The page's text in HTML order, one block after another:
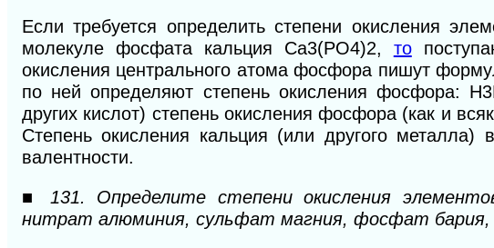
Если требуется определить степени окисления
молекуле фосфата кальция Са3(РО4)2, то
окисления центрального атома фосфора пишут
по ней определяют степень окисления фосфора:
других кислот) степень окисления фосфора (как и
Степень окисления кальция (или другого
валентности.
■ 131. Определите степени окисления
нитрат алюминия, сульфат магния, фосфат бария,